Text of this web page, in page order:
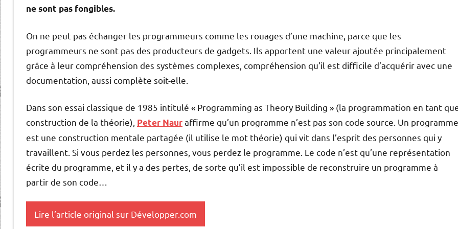
ne sont pas fongibles.
On ne peut pas échanger les programmeurs comme les rouages d’une machine, parce que les
programmeurs ne sont pas des producteurs de gadgets. Ils apportent une valeur ajoutée principalement
grâce à leur compréhension des systèmes complexes, compréhension qu’il est difficile d’acquérir avec une
documentation, aussi complète soit-elle.
Dans son essai classique de 1985 intitulé « Programming as Theory Building » (la programmation en tant
construction de la théorie), Peter Nauraffirme qu’un programme n’est pas son code source. Un programme
est une construction mentale partagée (il utilise le mot théorie) qui vit dans l’esprit des personnes qui y
travaillent. Si vous perdez les personnes, vous perdez le programme. Le code n’est qu’une représentation
écrite du programme, et il y a des pertes, de sorte qu’il est impossible de reconstruire un programme à
partir de son code…
Lire l’article original sur Développer.com